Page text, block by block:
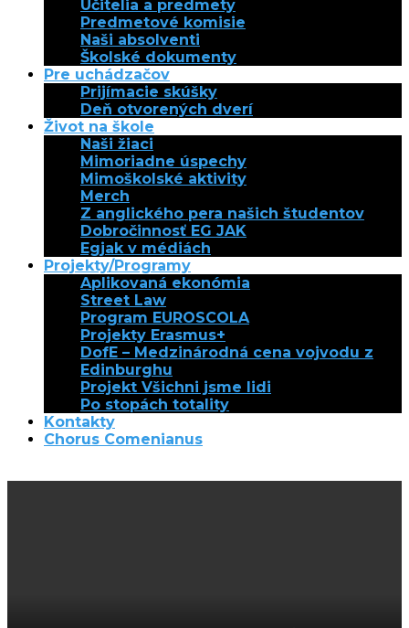
Učitelia a predmety
Predmetové komisie
Naši absolventi
Školské dokumenty
Pre uchádzačov
Prijímacie skúšky
Deň otvorených dverí
Život na škole
Naši žiaci
Mimoriadne úspechy
Mimoškolské aktivity
Merch
Z anglického pera našich študentov
Dobročinnosť EG JAK
Egjak v médiách
Projekty/Programy
Aplikovaná ekonómia
Street Law
Program EUROSCOLA
Projekty Erasmus+
DofE – Medzinárodná cena vojvodu z
Edinburghu
Projekt Všichni jsme lidi
Po stopách totality
Kontakty
Chorus Comenianus